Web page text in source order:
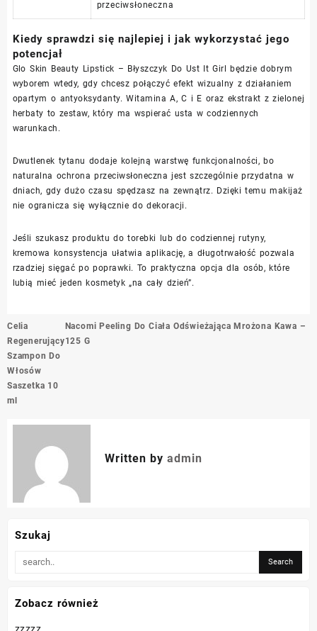
przeciwsłoneczna
Kiedy sprawdzi się najlepiej i jak wykorzystać jego
potencjał
Glo Skin Beauty Lipstick – Błyszczyk Do Ust It Girl będzie dobrym
wyborem wtedy, gdy chcesz połączyć efekt wizualny z działaniem
opartym o antyoksydanty. Witamina A, C i E oraz ekstrakt z zielonej
herbaty to zestaw, który ma wspierać usta w codziennych
warunkach.
Dwutlenek tytanu dodaje kolejną warstwę funkcjonalności, bo
naturalna ochrona przeciwsłoneczna jest szczególnie przydatna w
dniach, gdy dużo czasu spędzasz na zewnątrz. Dzięki temu makijaż
nie ogranicza się wyłącznie do dekoracji.
Jeśli szukasz produktu do torebki lub do codziennej rutyny,
kremowa konsystencja ułatwia aplikację, a długotrwałość pozwala
rzadziej sięgać po poprawki. To praktyczna opcja dla osób, które
lubią mieć jeden kosmetyk „na cały dzień”.
Nawigacja
wpisu
Celia
Regenerujący
Szampon Do
Włosów
Saszetka 10
ml
Nacomi Peeling Do Ciała Odświeżająca Mrożona Kawa –
125 G
Written by admin
Szukaj
Zobacz również
zzzzz